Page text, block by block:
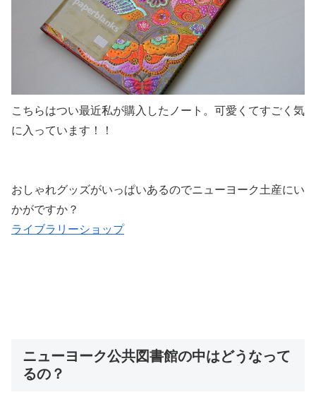
こちらはつい最近私が購入したノート。可愛くてすごく気
に入っています！！
おしゃれグッズがいっぱいあるのでニューヨーク土産にい
かがですか？
ライブラリーショップ
ニューヨーク公共図書館の中はどうなって
るの？